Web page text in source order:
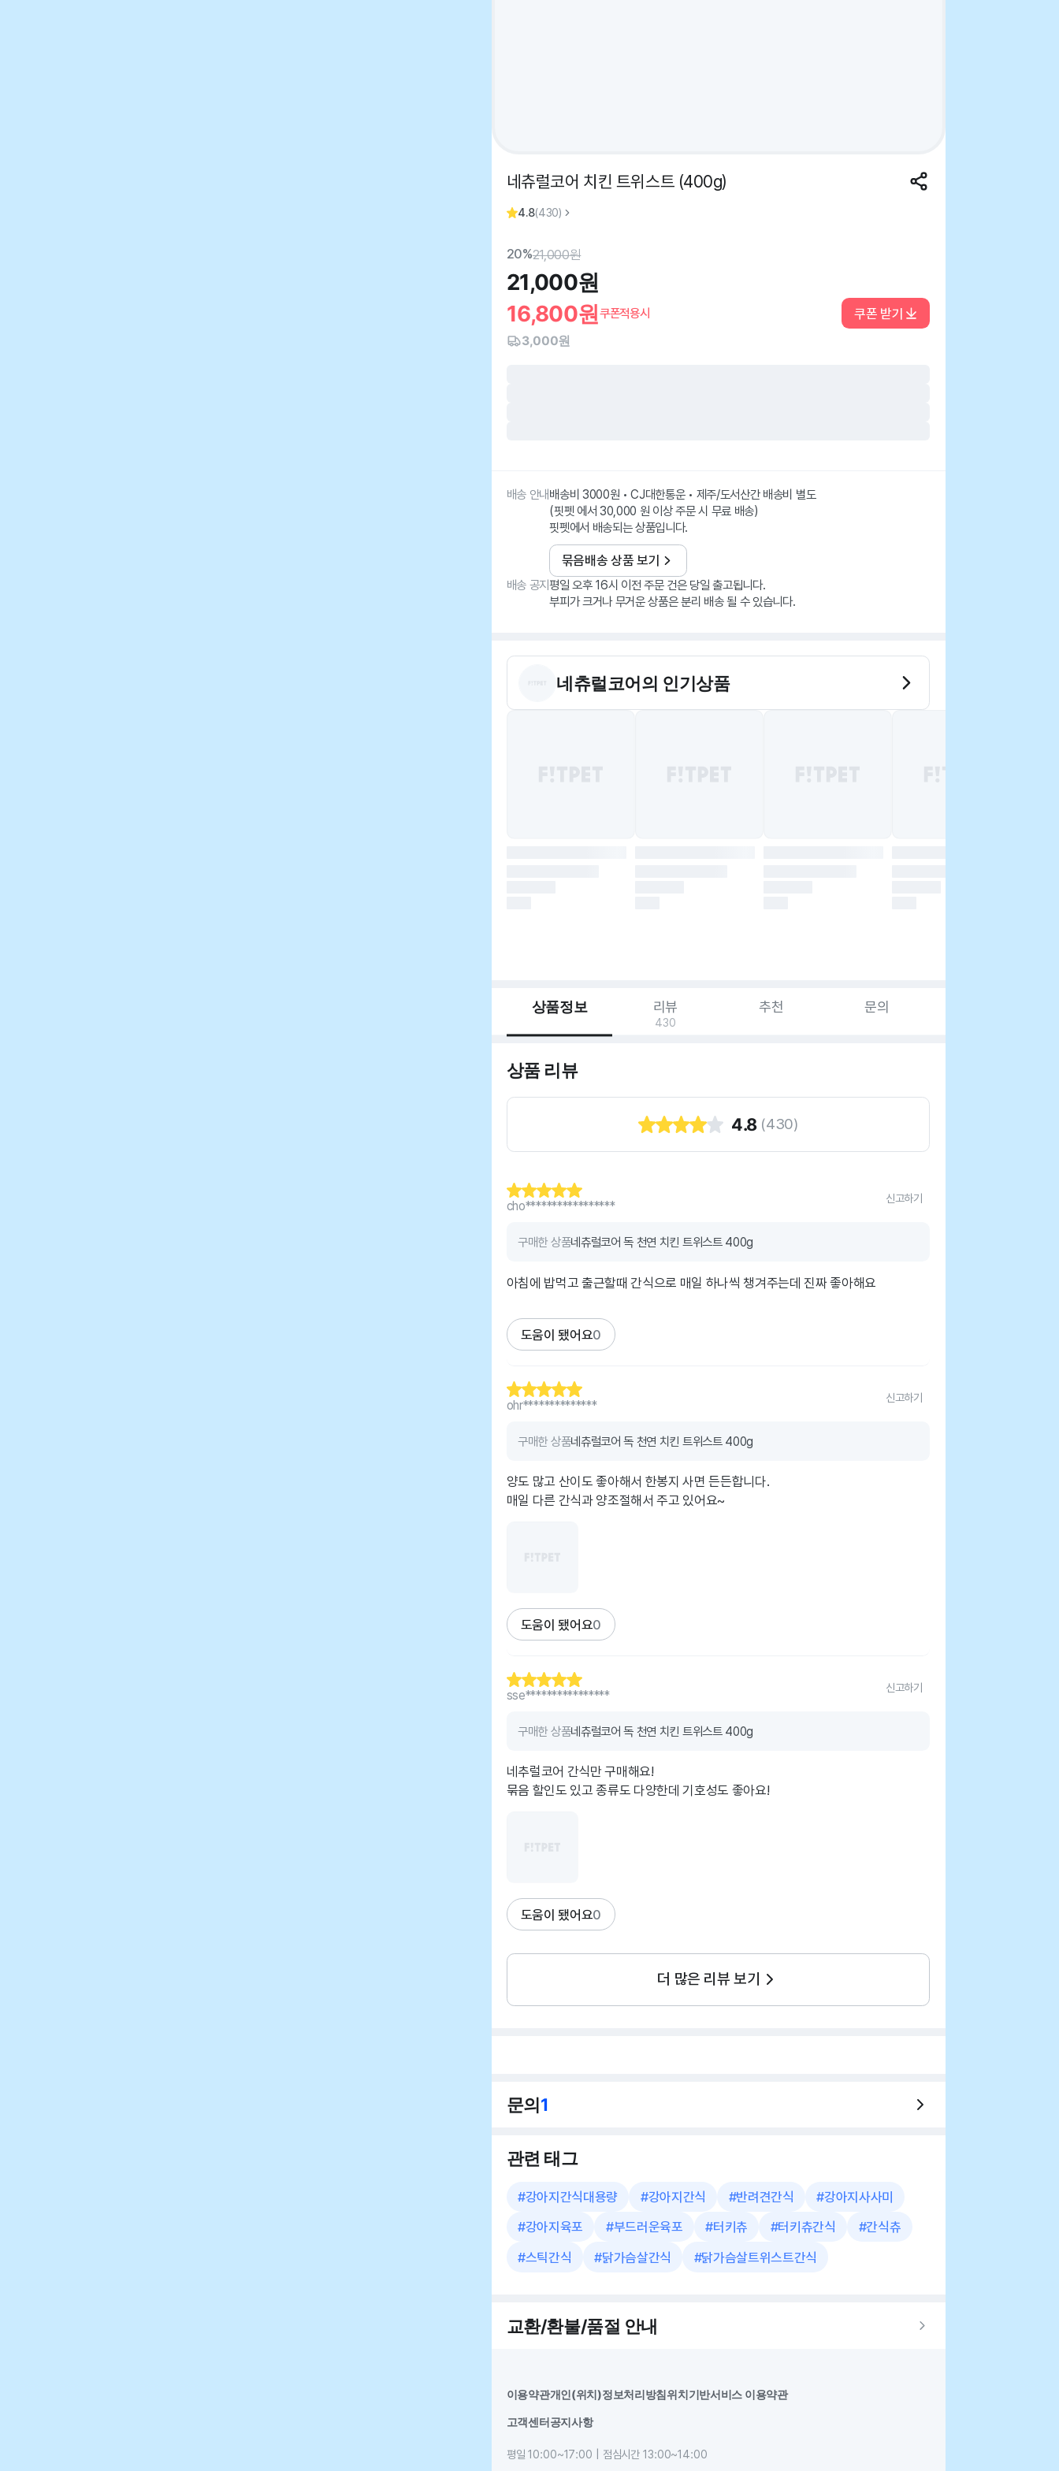
네츄럴코어 치킨 트위스트 (400g)
4.8(430)
20%21,000원
21,000원
16,800원쿠폰적용시 쿠폰 받기
3,000원
배송 안내배송비 3000원 • CJ대한통운 • 제주/도서산간 배송비 별도
(핏펫 에서 30,000 원 이상 주문 시 무료 배송)
핏펫에서 배송되는 상품입니다.
묶음배송 상품 보기
배송 공지평일 오후 16시 이전 주문 건은 당일 출고됩니다.
부피가 크거나 무거운 상품은 분리 배송 될 수 있습니다.
네츄럴코어의 인기상품
상품정보 리뷰
430
추천 문의
상품 리뷰
4.8 (430)
cho*****************
신고하기
구매한 상품네츄럴코어 독 천연 치킨 트위스트 400g
아침에 밥먹고 출근할때 간식으로 매일 하나씩 챙겨주는데 진짜 좋아해요
도움이 됐어요0
ohr**************
신고하기
구매한 상품네츄럴코어 독 천연 치킨 트위스트 400g
양도 많고 산이도 좋아해서 한봉지 사면 든든합니다.
매일 다른 간식과 양조절해서 주고 있어요~
도움이 됐어요0
sse****************
신고하기
구매한 상품네츄럴코어 독 천연 치킨 트위스트 400g
네추럴코어 간식만 구매해요!
묶음 할인도 있고 종류도 다양한데 기호성도 좋아요!
도움이 됐어요0
더 많은 리뷰 보기
문의1
관련 태그
#강아지간식대용량 #강아지간식 #반려견간식 #강아지사사미
#강아지육포 #부드러운육포 #터키츄 #터키츄간식 #간식츄
#스틱간식 #닭가슴살간식 #닭가슴살트위스트간식
교환/환불/품절 안내
이용약관개인(위치)정보처리방침위치기반서비스 이용약관
고객센터공지사항
평일 10:00~17:00 | 점심시간 13:00~14:00